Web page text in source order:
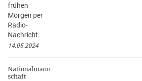
frühen
Morgen per
Radio-
Nachricht.
14.05.2024
Nationalmann
schaft